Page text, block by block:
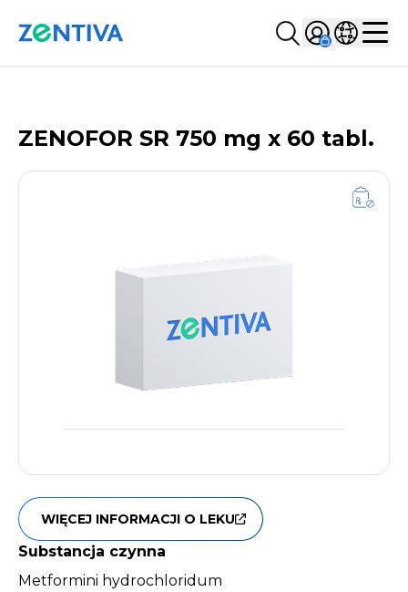
Szukaj...
Sign inWybierz
ZENOFOR SR 750 mg x 60 tabl.
WIĘCEJ INFORMACJI O LEKU
Substancja czynna
Metformini hydrochloridum